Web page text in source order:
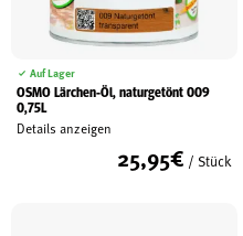
Infos
Auf Lager
OSMO Lärchen-Öl, naturgetönt 009
0,75L
Details anzeigen
25,95€ / Stück